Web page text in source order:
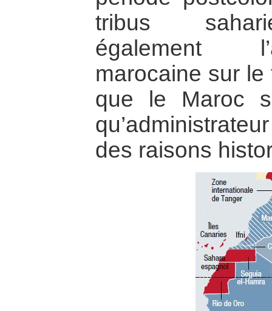
tribus
également
marocaine sur
que le Maroc
des raisons